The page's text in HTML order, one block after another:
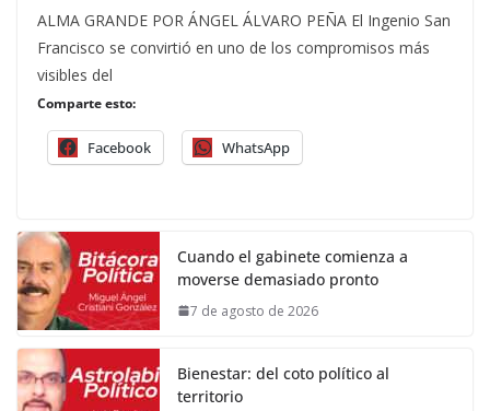
ALMA GRANDE POR ÁNGEL ÁLVARO PEÑA El Ingenio San
Francisco se convirtió en uno de los compromisos más
visibles del
Comparte esto:
Facebook WhatsApp
Cuando el gabinete comienza a
moverse demasiado pronto
7 de agosto de 2026
Bienestar: del coto político al
territorio